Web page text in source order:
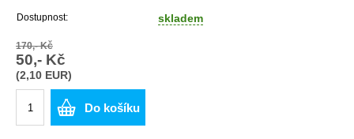
Dostupnost: skladem
170,- Kč
50,- Kč
(2,10 EUR)
Do košíku